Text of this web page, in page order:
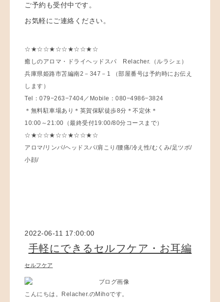
ご予約も受付中です。
お気軽にご連絡ください。
☆★☆☆★☆☆★☆☆★☆
癒しのアロマ・ドライヘッドスパ Relacher.（ルラシェ）
兵庫県姫路市苫編南2－347－1 （部屋番号は予約時にお伝え
します）
Tel：079−263−7404／Mobile：080−4986−3824
＊無料駐車場あり＊英賀保駅徒歩8分＊不定休＊
10:00～21:00（最終受付19:00/80分コースまで）
☆★☆☆★☆☆★☆☆★☆
アロマ/リンパ/ヘッドスパ/肩こり/腰痛/冷え性/むくみ/足ツボ/
小顔/
2022-06-11 17:00:00
手軽にできるセルフケア・お耳編
セルフケア
こんにちは。Relacher.のMihoです。